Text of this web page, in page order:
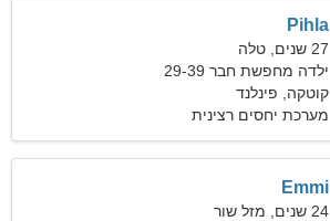
Pihla
27 שנים, טלה
ילדה מחפשת חבר 29-39
קוטקה, פינלנד
מערכת יחסים רצינית
Emmi
24 שנים, מזל שור